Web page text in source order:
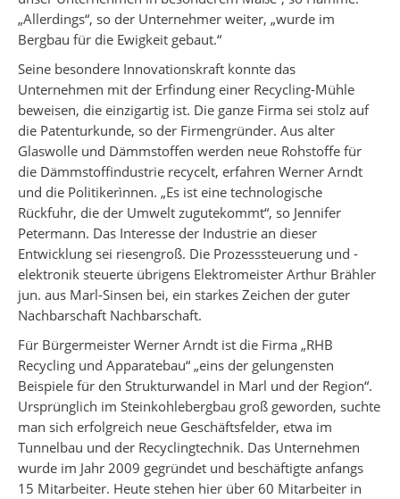
„Allerdings“, so der Unternehmer weiter, „wurde im
Bergbau für die Ewigkeit gebaut.“
Seine besondere Innovationskraft konnte das
Unternehmen mit der Erfindung einer Recycling-Mühle
beweisen, die einzigartig ist. Die ganze Firma sei stolz auf
die Patenturkunde, so der Firmengründer. Aus alter
Glaswolle und Dämmstoffen werden neue Rohstoffe für
die Dämmstoffindustrie recycelt, erfahren Werner Arndt
und die Politikerìnnen. „Es ist eine technologische
Rückfuhr, die der Umwelt zugutekommt“, so Jennifer
Petermann. Das Interesse der Industrie an dieser
Entwicklung sei riesengroß. Die Prozesssteuerung und -
elektronik steuerte übrigens Elektromeister Arthur Brähler
jun. aus Marl-Sinsen bei, ein starkes Zeichen der guter
Nachbarschaft Nachbarschaft.
Für Bürgermeister Werner Arndt ist die Firma „RHB
Recycling und Apparatebau“ „eins der gelungensten
Beispiele für den Strukturwandel in Marl und der Region“.
Ursprünglich im Steinkohlebergbau groß geworden, suchte
man sich erfolgreich neue Geschäftsfelder, etwa im
Tunnelbau und der Recyclingtechnik. Das Unternehmen
wurde im Jahr 2009 gegründet und beschäftigte anfangs
15 Mitarbeiter. Heute stehen hier über 60 Mitarbeiter in